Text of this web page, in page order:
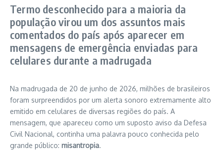
Termo desconhecido para a maioria da
população virou um dos assuntos mais
comentados do país após aparecer em
mensagens de emergência enviadas para
celulares durante a madrugada
Na madrugada de 20 de junho de 2026, milhões de brasileiros
foram surpreendidos por um alerta sonoro extremamente alto
emitido em celulares de diversas regiões do país. A
mensagem, que apareceu como um suposto aviso da Defesa
Civil Nacional, continha uma palavra pouco conhecida pelo
grande público: misantropia.